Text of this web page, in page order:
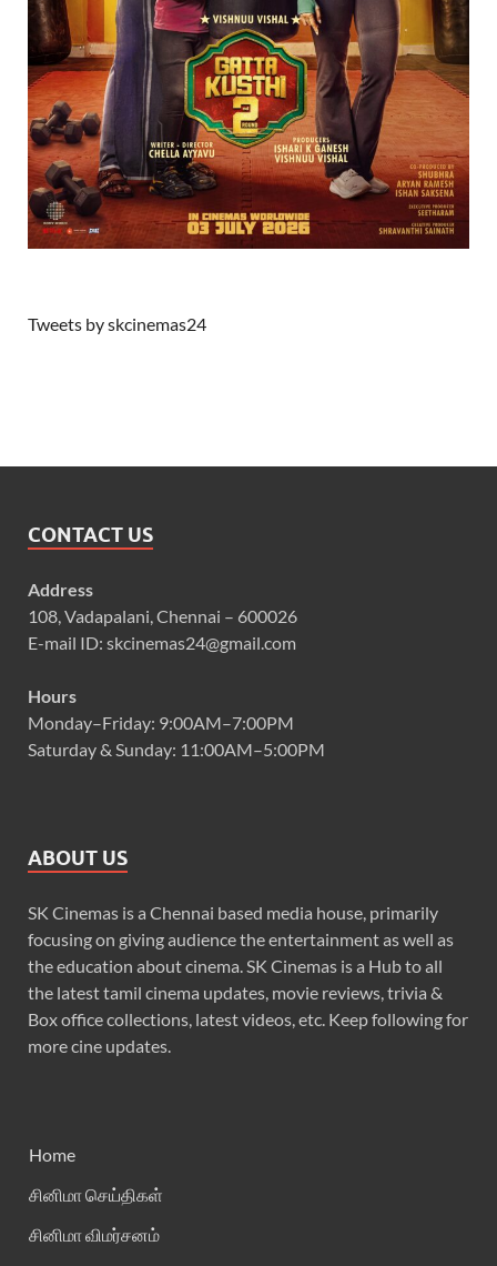
Tweets by skcinemas24
CONTACT US
Address
108, Vadapalani, Chennai – 600026
E-mail ID: skcinemas24@gmail.com
Hours
Monday–Friday: 9:00AM–7:00PM
Saturday & Sunday: 11:00AM–5:00PM
ABOUT US
SK Cinemas is a Chennai based media house, primarily
focusing on giving audience the entertainment as well as
the education about cinema. SK Cinemas is a Hub to all
the latest tamil cinema updates, movie reviews, trivia &
Box office collections, latest videos, etc. Keep following for
more cine updates.
Home
சினிமா செய்திகள்
சினிமா விமர்சனம்